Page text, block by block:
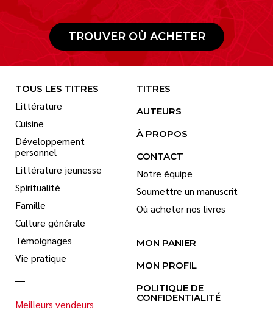
TROUVER OÙ ACHETER
TOUS LES TITRES
Littérature
Cuisine
Développement
personnel
Littérature jeunesse
Spiritualité
Famille
Culture générale
Témoignages
Vie pratique
Meilleurs vendeurs
TITRES
AUTEURS
À PROPOS
CONTACT
Notre équipe
Soumettre un manuscrit
Où acheter nos livres
MON PANIER
MON PROFIL
POLITIQUE DE
CONFIDENTIALITÉ